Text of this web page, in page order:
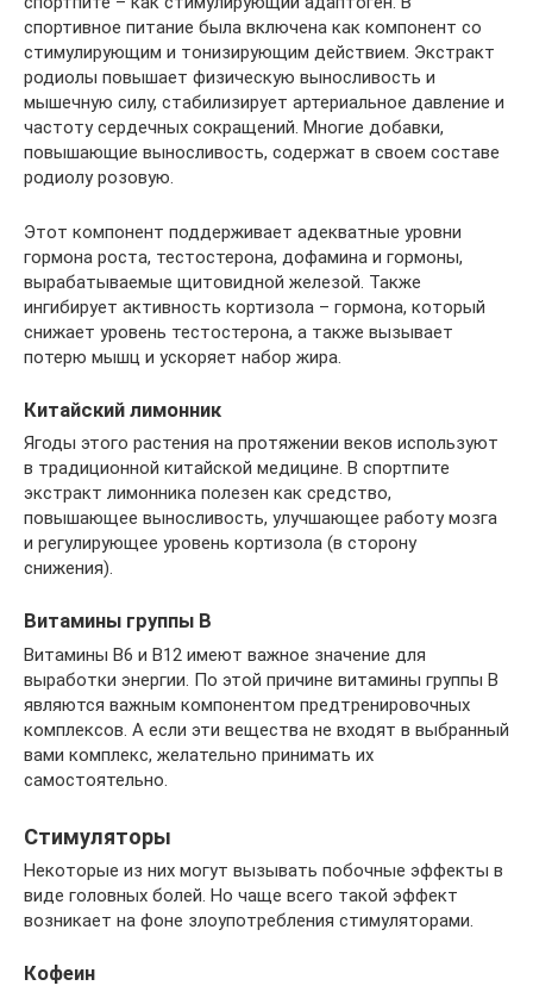
спортивное питание была включена как компонент со
стимулирующим и тонизирующим действием. Экстракт
родиолы повышает физическую выносливость и
мышечную силу, стабилизирует артериальное давление и
частоту сердечных сокращений. Многие добавки,
повышающие выносливость, содержат в своем составе
родиолу розовую.
Этот компонент поддерживает адекватные уровни
гормона роста, тестостерона, дофамина и гормоны,
вырабатываемые щитовидной железой. Также
ингибирует активность кортизола – гормона, который
снижает уровень тестостерона, а также вызывает
потерю мышц и ускоряет набор жира.
Китайский лимонник
Ягоды этого растения на протяжении веков используют
в традиционной китайской медицине. В спортпите
экстракт лимонника полезен как средство,
повышающее выносливость, улучшающее работу мозга
и регулирующее уровень кортизола (в сторону
снижения).
Витамины группы В
Витамины В6 и В12 имеют важное значение для
выработки энергии. По этой причине витамины группы В
являются важным компонентом предтренировочных
комплексов. А если эти вещества не входят в выбранный
вами комплекс, желательно принимать их
самостоятельно.
Стимуляторы
Некоторые из них могут вызывать побочные эффекты в
виде головных болей. Но чаще всего такой эффект
возникает на фоне злоупотребления стимуляторами.
Кофеин